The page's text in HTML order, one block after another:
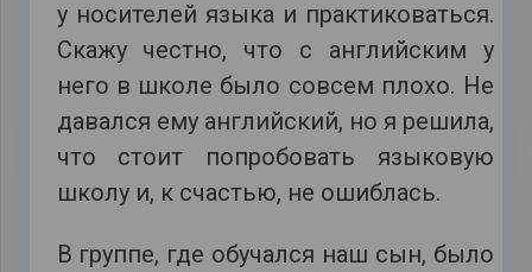
у носителей языка и практиковаться.
Скажу честно, что с английским у
него в школе было совсем плохо. Не
давался ему английский, но я решила,
что стоит попробовать языковую
школу и, к счастью, не ошиблась.
В группе, где обучался наш сын, было